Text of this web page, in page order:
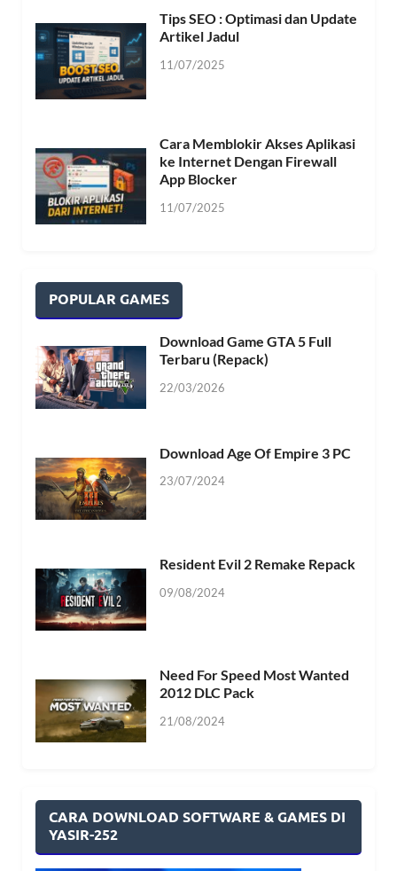
Tips SEO : Optimasi dan Update
Artikel Jadul
11/07/2025
Cara Memblokir Akses Aplikasi
ke Internet Dengan Firewall
App Blocker
11/07/2025
POPULAR GAMES
Download Game GTA 5 Full
Terbaru (Repack)
22/03/2026
Download Age Of Empire 3 PC
23/07/2024
Resident Evil 2 Remake Repack
09/08/2024
Need For Speed Most Wanted
2012 DLC Pack
21/08/2024
CARA DOWNLOAD SOFTWARE & GAMES DI
YASIR-252